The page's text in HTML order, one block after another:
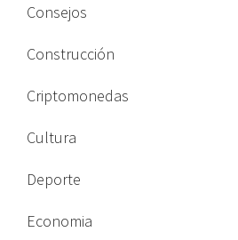
Consejos
Construcción
Criptomonedas
Cultura
Deporte
Economia